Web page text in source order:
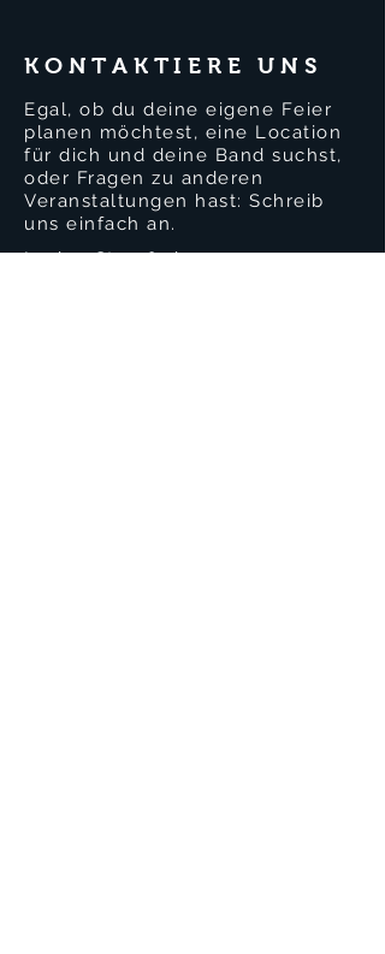
KONTAKTIERE UNS
Egal, ob du deine eigene Feier
planen möchtest, eine Location
für dich und deine Band suchst,
oder Fragen zu anderen
Veranstaltungen hast: Schreib
uns einfach an.
In den Straußwiesen 4